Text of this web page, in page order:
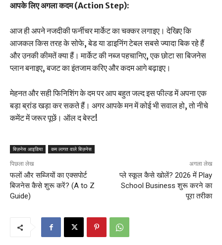
आपके लिए अगला कदम (Action Step):
आज ही अपने नजदीकी फर्नीचर मार्केट का चक्कर लगाइए। देखिए कि
आजकल किस तरह के सोफे, बेड या डाइनिंग टेबल सबसे ज्यादा बिक रहे हैं
और उनकी कीमतें क्या हैं। मार्केट की नब्ज पहचानिए, एक छोटा सा बिजनेस
प्लान बनाइए, बजट का इंतजाम करिए और कदम आगे बढ़ाइए।
मेहनत और सही फिनिशिंग के दम पर आप बहुत जल्द इस फील्ड में अपना एक
बड़ा ब्रांड खड़ा कर सकते हैं। अगर आपके मन में कोई भी सवाल हो, तो नीचे
कमेंट में जरूर पूछें। ऑल द बेस्ट!
बिज़नेस आइडिया कम लागत वाले बिज़नेस
पिछला लेख
फलों और सब्जियों का एक्सपोर्ट
बिजनेस कैसे शुरू करें? (A to Z
Guide)
अगला लेख
प्ले स्कूल कैसे खोलें? 2026 में Play
School Business शुरू करने का
पूरा तरीका